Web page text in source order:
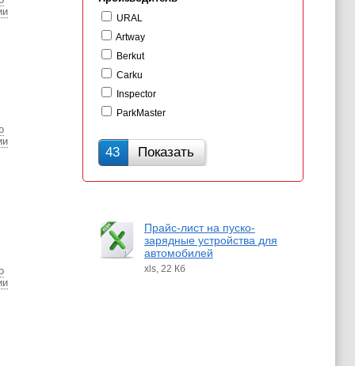
URAL
Artway
Berkut
Carku
Inspector
ParkMaster
43 Показать
Прайс-лист на пуско-
зарядные устройства для
автомобилей
xls, 22 Кб